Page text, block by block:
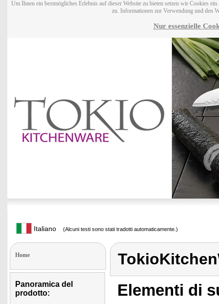
Um Ihnen ein bestmögliches Erlebnis auf dieser Website zu bieten setzen wir Cookies
zu. Informationen zur Verwendung und den
Nur essenzielle
Italiano (Alcuni testi sono stati tradotti automaticamente.)
Home
Panoramica del
prodotto:
Elementi di